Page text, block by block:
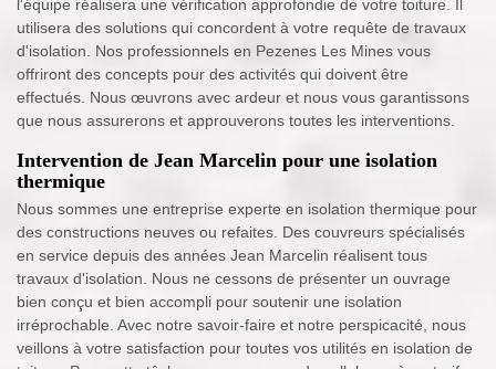
l'équipe réalisera une vérification approfondie de votre toiture. Il
utilisera des solutions qui concordent à votre requête de travaux
d'isolation. Nos professionnels en Pezenes Les Mines vous
offriront des concepts pour des activités qui doivent être
effectués. Nous œuvrons avec ardeur et nous vous garantissons
que nous assurerons et approuverons toutes les interventions.
Intervention de Jean Marcelin pour une isolation
thermique
Nous sommes une entreprise experte en isolation thermique pour
des constructions neuves ou refaites. Des couvreurs spécialisés
en service depuis des années Jean Marcelin réalisent tous
travaux d'isolation. Nous ne cessons de présenter un ouvrage
bien conçu et bien accompli pour soutenir une isolation
irréprochable. Avec notre savoir-faire et notre perspicacité, nous
veillons à votre satisfaction pour toutes vos utilités en isolation de